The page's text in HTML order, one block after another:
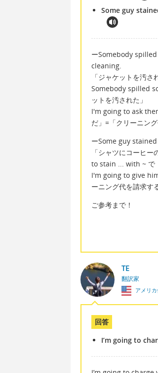
Some guy
ーSomebody
cleaning.
「ジャケットを汚さ
Somebody spilled
ットを汚された」
I'm going to ask
だ」=「クリーニン
ーSome guy
「シャツにコーヒ
to stain ... with ~ で
I'm going to give
ーニング代を請求す
ご参考まで！
TE
翻訳家
アメリ
回答
I’m going to